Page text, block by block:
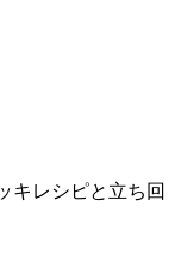
キレシピと立ち回